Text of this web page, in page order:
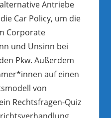
Antriebe
Car Policy, um die
Corporate
und Unsinn bei
Pkw. Außerdem
auf einen
von
Rechtsfragen-Quiz